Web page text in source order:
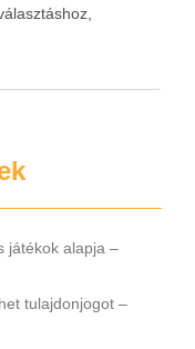
játékok alapja –
tulajdonjogot –